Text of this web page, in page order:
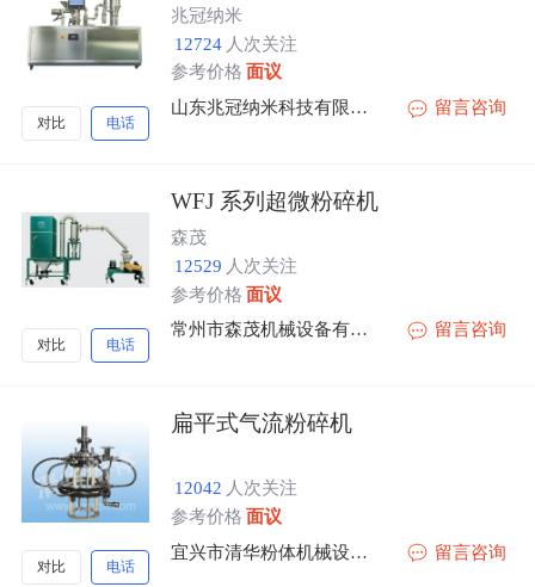
对比 电话
兆冠纳米
12724 人次关注
参考价格 面议
山东兆冠纳米科技有限公司
留言咨询
对比 电话
WFJ 系列超微粉碎机
森茂
12529 人次关注
参考价格 面议
常州市森茂机械设备有限公司
留言咨询
对比 电话
扁平式气流粉碎机
12042 人次关注
参考价格 面议
宜兴市清华粉体机械设备有限公司
留言咨询